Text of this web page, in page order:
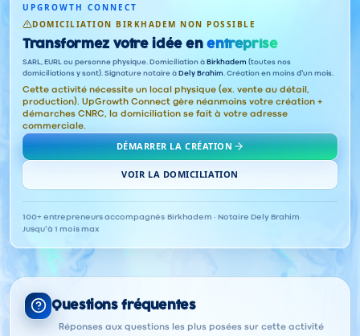
UPGROWTH CONNECT
DOMICILIATION BIRKHADEM NON POSSIBLE
Transformez votre idée en entreprise
SARL, EURL ou personne physique. Domiciliation à Birkhadem (toutes nos
domiciliations y sont). Signature notaire à Dely Brahim . Création en moins d'un mois.
Cette activité nécessite un local physique (ex. vente au détail,
production). UpGrowth Connect gère néanmoins votre création +
démarches CNRC, la domiciliation se fait à votre adresse
commerciale.
DÉMARRER LA CRÉATION
VOIR LA DOMICILIATION
100+ entrepreneurs accompagnés·Birkhadem · Notaire Dely Brahim ·
Jusqu'à 1 mois max
Questions fréquentes
Réponses aux questions les plus posées sur cette activité